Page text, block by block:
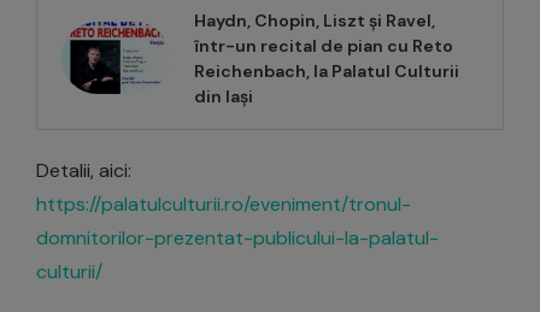
Haydn, Chopin, Liszt și Ravel,
într-un recital de pian cu Reto
Reichenbach, la Palatul Culturii
din Iași
Detalii, aici:
https://palatulculturii.ro/eveniment/tronul-
domnitorilor-prezentat-publicului-la-palatul-
culturii/